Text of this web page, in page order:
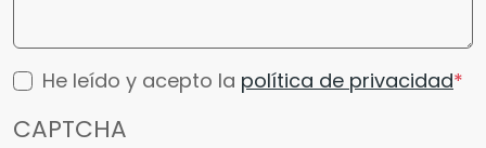
He leído y acepto la política de privacidad
CAPTCHA